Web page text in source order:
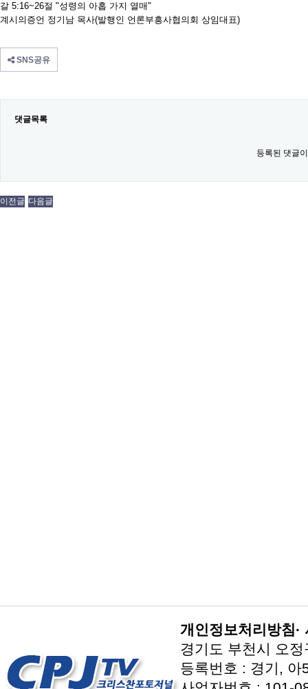
갈 5:16~26절 "성령의 아홉 가지 열매"
계시의증언 정기남 목사(발행인 언론부흥사협의회 상임대표)
SNS공유
댓글목록
등록된 댓글
이전글 다음글
개인정보처리방침·
경기도 부천시 오
등록번호 : 경기,